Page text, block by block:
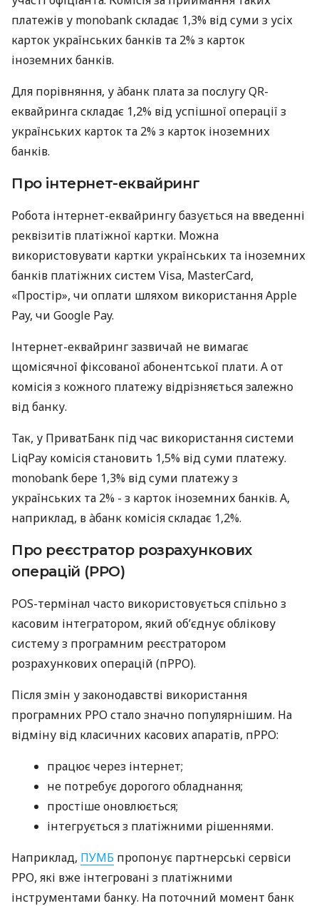
платежів у monobank складає 1,3% від суми з усіх
карток українських банків та 2% з карток
іноземних банків.
Для порівняння, у àбанк плата за послугу QR-
еквайринга складає 1,2% від успішної операції з
українських карток та 2% з карток іноземних
банків.
Про інтернет-еквайринг
Робота інтернет-еквайрингу базується на введенні
реквізитів платіжної картки. Можна
використовувати картки українських та іноземних
банків платіжних систем Visa, MasterCard,
«Простір», чи оплати шляхом використання Apple
Pay, чи Google Pay.
Інтернет-еквайринг зазвичай не вимагає
щомісячної фіксованої абонентської плати. А от
комісія з кожного платежу відрізняється залежно
від банку.
Так, у ПриватБанк під час використання системи
LiqPay комісія становить 1,5% від суми платежу.
monobank бере 1,3% від суми платежу з
українських та 2% - з карток іноземних банків. А,
наприклад, в àбанк комісія складає 1,2%.
Про реєстратор розрахункових
операцій (РРО)
POS-термінал часто використовується спільно з
касовим інтегратором, який об’єднує облікову
систему з програмним реєстратором
розрахункових операцій (пРРО).
Після змін у законодавстві використання
програмних РРО стало значно популярнішим. На
відміну від класичних касових апаратів, пРРО:
працює через інтернет;
не потребує дорогого обладнання;
простіше оновлюється;
інтегрується з платіжними рішеннями.
Наприклад, ПУМБ пропонує партнерські сервіси
РРО, які вже інтегровані з платіжними
інструментами банку. На поточний момент банк